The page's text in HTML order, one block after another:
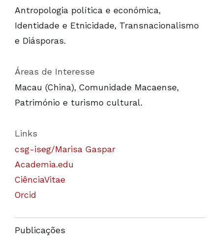
Antropologia política e económica,
Identidade e Etnicidade, Transnacionalismo
e Diásporas.
Áreas de Interesse
Macau (China), Comunidade Macaense,
Património e turismo cultural.
Links
csg-iseg/Marisa Gaspar
Academia.edu
CiênciaVitae
Orcid
Publicações